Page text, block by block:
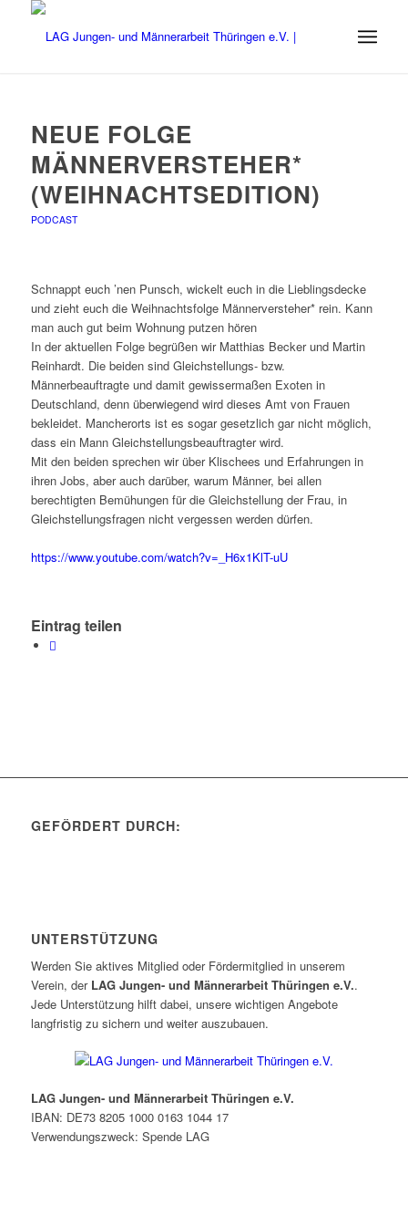
NEUE FOLGE
MÄNNERVERSTEHER*
(WEIHNACHTSEDITION)
PODCAST
Schnappt euch ’nen Punsch, wickelt euch in die Lieblingsdecke
und zieht euch die Weihnachtsfolge Männerversteher* rein. Kann
man auch gut beim Wohnung putzen hören
In der aktuellen Folge begrüßen wir Matthias Becker und Martin
Reinhardt. Die beiden sind Gleichstellungs- bzw.
Männerbeauftragte und damit gewissermaßen Exoten in
Deutschland, denn überwiegend wird dieses Amt von Frauen
bekleidet. Mancherorts ist es sogar gesetzlich gar nicht möglich,
dass ein Mann Gleichstellungsbeauftragter wird.
Mit den beiden sprechen wir über Klischees und Erfahrungen in
ihren Jobs, aber auch darüber, warum Männer, bei allen
berechtigten Bemühungen für die Gleichstellung der Frau, in
Gleichstellungsfragen nicht vergessen werden dürfen.
https://www.youtube.com/watch?v=_H6x1KlT-uU
Eintrag teilen
GEFÖRDERT DURCH:
UNTERSTÜTZUNG
Werden Sie aktives Mitglied oder Fördermitglied in unserem
Verein, der LAG Jungen- und Männerarbeit Thüringen e.V..
Jede Unterstützung hilft dabei, unsere wichtigen Angebote
langfristig zu sichern und weiter auszubauen.
LAG Jungen- und Männerarbeit Thüringen e.V.
IBAN: DE73 8205 1000 0163 1044 17
Verwendungszweck: Spende LAG